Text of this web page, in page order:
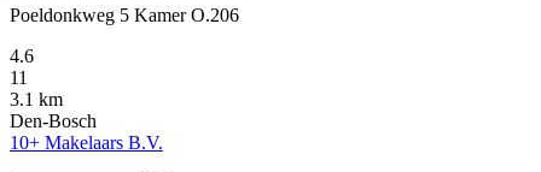
Poeldonkweg 5 Kamer O.206
4.6
11
3.1 km
Den-Bosch
10+ Makelaars B.V.